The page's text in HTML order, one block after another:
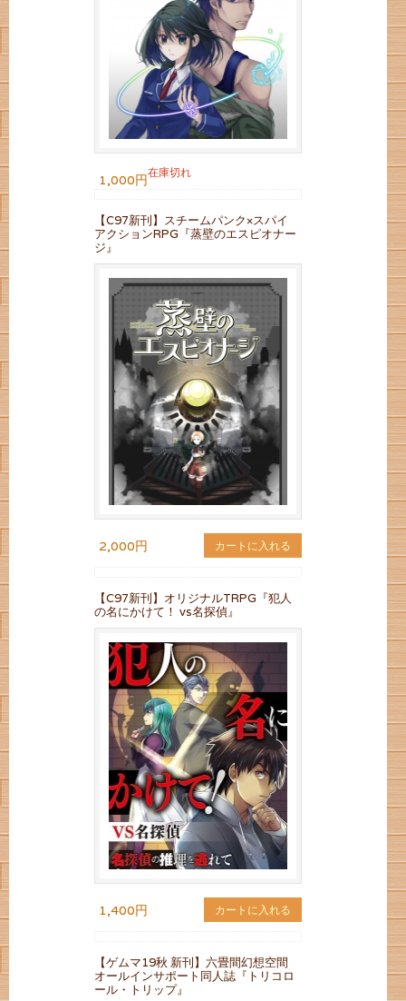
1,000円在庫切れ
【C97新刊】スチームパンク×スパイ
アクションRPG『蒸壁のエスピオナー
ジ』
2,000円 カートに入れる
【C97新刊】オリジナルTRPG『犯人
の名にかけて！ vs名探偵』
1,400円 カートに入れる
【ゲムマ19秋 新刊】六畳間幻想空間
オールインサポート同人誌『トリコロ
ール・トリップ』